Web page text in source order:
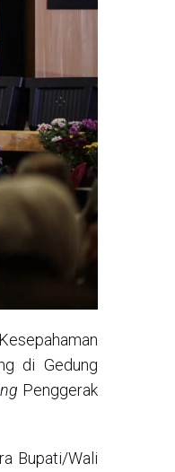
di Gedung
Penggerak
Bupati/Wali